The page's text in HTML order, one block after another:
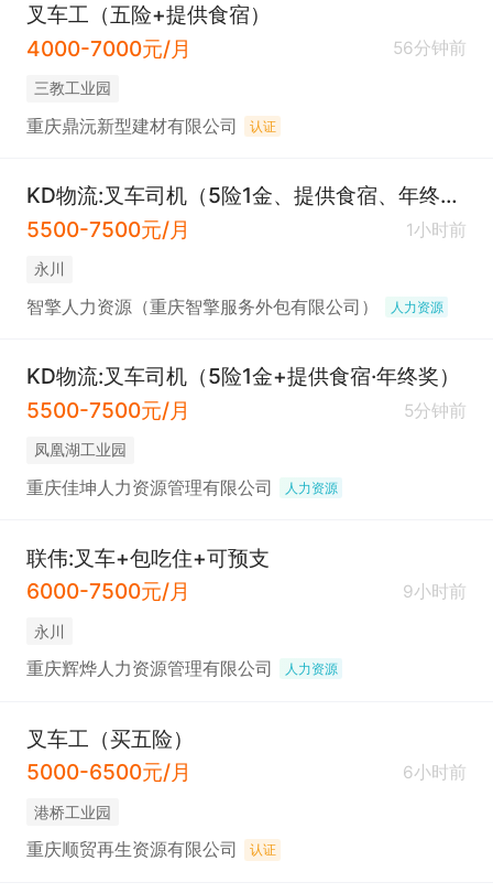
叉车工（五险+提供食宿）
4000-7000元/月
56分钟前
三教工业园
重庆鼎沅新型建材有限公司 认证
KD物流:叉车司机（5险1金、提供食宿、年终奖金）
5500-7500元/月
1小时前
永川
智擎人力资源（重庆智擎服务外包有限公司） 人力资源
KD物流:叉车司机（5险1金+提供食宿·年终奖）
5500-7500元/月
5分钟前
凤凰湖工业园
重庆佳坤人力资源管理有限公司 人力资源
联伟:叉车+包吃住+可预支
6000-7500元/月
9小时前
永川
重庆辉烨人力资源管理有限公司 人力资源
叉车工（买五险）
5000-6500元/月
6小时前
港桥工业园
重庆顺贸再生资源有限公司 认证